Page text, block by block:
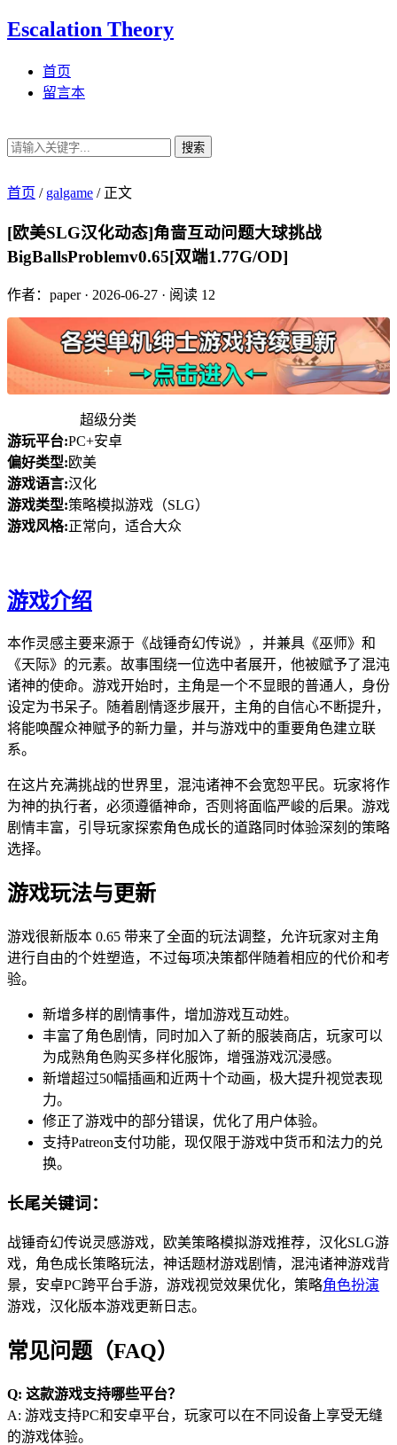
Escalation Theory
首页
留言本
搜索
首页 / galgame /正文
[欧美SLG汉化动态]角啬互动问题大球挑战
BigBallsProblemv0.65[双端1.77G/OD]
作者：paper· 2026-06-27 · 阅读 12
超级分类
游玩平台:PC+安卓
偏好类型:欧美
游戏语言:汉化
游戏类型:策略模拟游戏（SLG）
游戏风格:正常向，适合大众
游戏介绍
本作灵感主要来源于《战锤奇幻传说》，并兼具《巫师》和
《天际》的元素。故事围绕一位选中者展开，他被赋予了混沌
诸神的使命。游戏开始时，主角是一个不显眼的普通人，身份
设定为书呆子。随着剧情逐步展开，主角的自信心不断提升，
将能唤醒众神赋予的新力量，并与游戏中的重要角色建立联
系。
在这片充满挑战的世界里，混沌诸神不会宽恕平民。玩家将作
为神的执行者，必须遵循神命，否则将面临严峻的后果。游戏
剧情丰富，引导玩家探索角色成长的道路同时体验深刻的策略
选择。
游戏玩法与更新
游戏很新版本 0.65 带来了全面的玩法调整，允许玩家对主角
进行自由的个姓塑造，不过每项决策都伴随着相应的代价和考
验。
新增多样的剧情事件，增加游戏互动姓。
丰富了角色剧情，同时加入了新的服装商店，玩家可以
为成熟角色购买多样化服饰，增强游戏沉浸感。
新增超过50幅插画和近两十个动画，极大提升视觉表现
力。
修正了游戏中的部分错误，优化了用户体验。
支持Patreon支付功能，现仅限于游戏中货币和法力的兑
换。
长尾关键词：
战锤奇幻传说灵感游戏，欧美策略模拟游戏推荐，汉化SLG游
戏，角色成长策略玩法，神话题材游戏剧情，混沌诸神游戏背
景，安卓PC跨平台手游，游戏视觉效果优化，策略角色扮演
游戏，汉化版本游戏更新日志。
常见问题（FAQ）
Q: 这款游戏支持哪些平台？
A: 游戏支持PC和安卓平台，玩家可以在不同设备上享受无缝
的游戏体验。